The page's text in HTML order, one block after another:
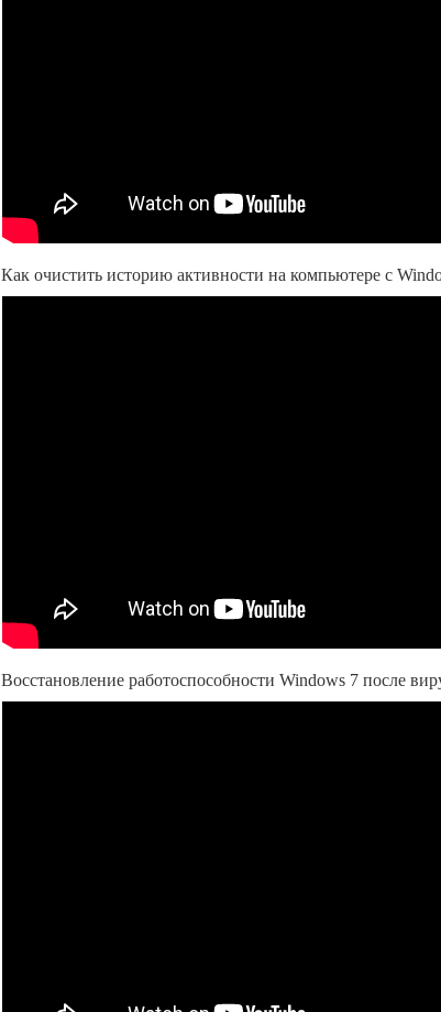
Как очистить историю активности на компьютере с
Восстановление работоспособности Windows 7 после